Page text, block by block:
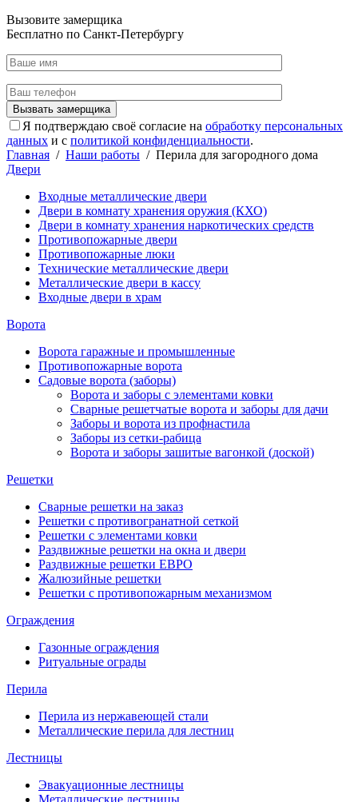
Вызовите замерщика
Бесплатно по Санкт-Петербургу
Я подтверждаю своё согласие на обработку персональных
данных и с политикой конфиденциальности.
Главная / Наши работы / Перила для загородного дома
Двери
Входные металлические двери
Двери в комнату хранения оружия (КХО)
Двери в комнату хранения наркотических средств
Противопожарные двери
Противопожарные люки
Технические металлические двери
Металлические двери в кассу
Входные двери в храм
Ворота
Ворота гаражные и промышленные
Противопожарные ворота
Садовые ворота (заборы)
Ворота и заборы с элементами ковки
Сварные решетчатые ворота и заборы для дачи
Заборы и ворота из профнастила
Заборы из сетки-рабица
Ворота и заборы зашитые вагонкой (доской)
Решетки
Сварные решетки на заказ
Решетки с противогранатной сеткой
Решетки с элементами ковки
Раздвижные решетки на окна и двери
Раздвижные решетки ЕВРО
Жалюзийные решетки
Решетки с противопожарным механизмом
Ограждения
Газонные ограждения
Ритуальные ограды
Перила
Перила из нержавеющей стали
Металлические перила для лестниц
Лестницы
Эвакуационные лестницы
Металлические лестницы